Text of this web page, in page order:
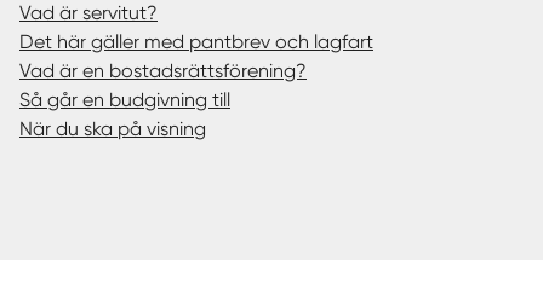
Vad är servitut?
Det här gäller med pantbrev och lagfart
Vad är en bostadsrättsförening?
Så går en budgivning till
När du ska på visning